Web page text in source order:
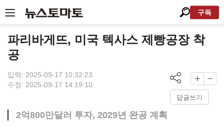
구독
파리바게뜨, 미국 텍사스 제빵공장 착
공
입력: 2025-09-17 10:32:23
수정: 2025-09-17 14:19:10
답글쓰기
2억800만달러 투자, 2029년 완공 계획